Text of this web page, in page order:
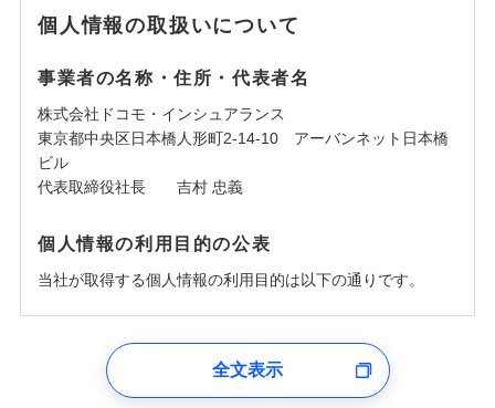
個人情報の取扱いについて
事業者の名称・住所・代表者名
株式会社ドコモ・インシュアランス
東京都中央区日本橋人形町2-14-10 アーバンネット日本橋
ビル
代表取締役社長 吉村 忠義
個人情報の利用目的の公表
当社が取得する個人情報の利用目的は以下の通りです。
ユーザー登録受付および、管理のため
全文表示